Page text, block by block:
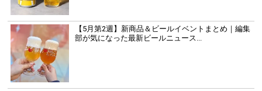
【5月第2週】新商品＆ビールイベントまとめ｜編集
部が気になった最新ビールニュース...